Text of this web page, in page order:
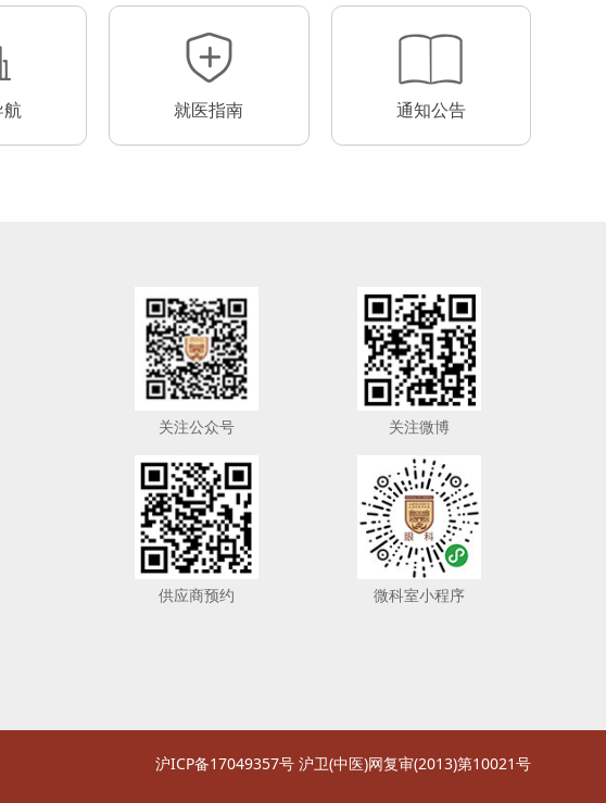
航 就医指南 通知公告
关注公众号 关注微博
供应商预约 微科室小程序
沪ICP备17049357号 沪卫(中医)网复审(2013)第10021号